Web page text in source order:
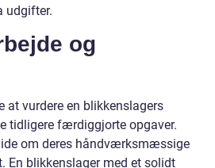
udgifter.
og
at vurdere en blikkenslagers
tidligere færdiggjorte opgaver.
ide om deres håndværksmæssige
En blikkenslager med et solidt